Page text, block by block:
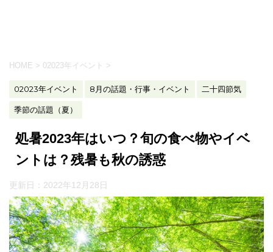
HOME > 02023年イベント >
02023年イベント 8月の話題・行事・イベント 二十四節気
季節の話題（夏）
処暑2023年はいつ？旬の食べ物やイベ
ントは？残暑も秋の誘惑
更新日： 2022年12月28日